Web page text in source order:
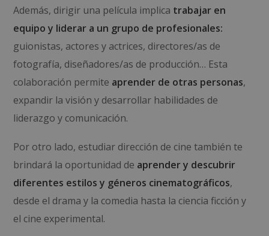
Además, dirigir una película implica trabajar en
equipo y liderar a un grupo de profesionales:
guionistas, actores y actrices, directores/as de
fotografía, diseñadores/as de producción… Esta
colaboración permite aprender de otras personas,
expandir la visión y desarrollar habilidades de
liderazgo y comunicación.
Por otro lado, estudiar dirección de cine también te
brindará la oportunidad de aprender y descubrir
diferentes estilos y géneros cinematográficos,
desde el drama y la comedia hasta la ciencia ficción y
el cine experimental.